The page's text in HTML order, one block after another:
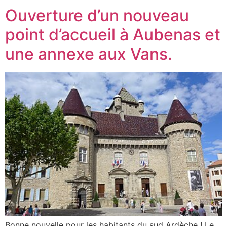
Ouverture d’un nouveau
point d’accueil à Aubenas et
une annexe aux Vans.